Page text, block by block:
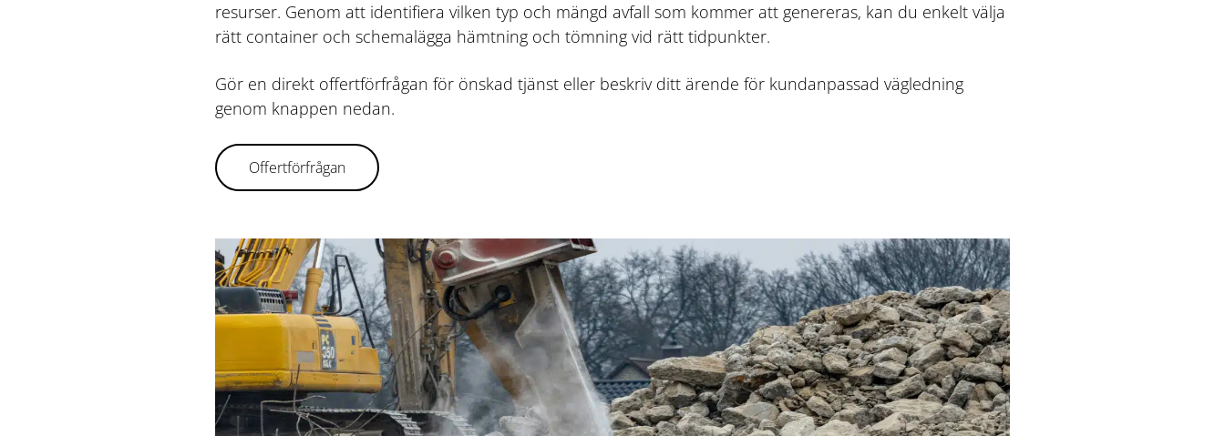
resurser. Genom att identifiera vilken typ och mängd avfall som kommer att genereras, kan du enkelt välja
rätt container och schemalägga hämtning och tömning vid rätt tidpunkter.
Gör en direkt offertförfrågan för önskad tjänst eller beskriv ditt ärende för kundanpassad vägledning
genom knappen nedan.
Offertförfrågan